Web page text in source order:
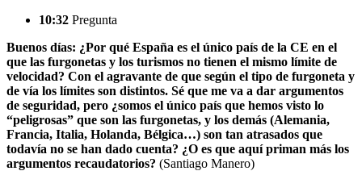
10:32 Pregunta
Buenos días: ¿Por qué España es el único país de la CE en el
que las furgonetas y los turismos no tienen el mismo límite de
velocidad? Con el agravante de que según el tipo de furgoneta y
de vía los límites son distintos. Sé que me va a dar argumentos
de seguridad, pero ¿somos el único país que hemos visto lo
“peligrosas” que son las furgonetas, y los demás (Alemania,
Francia, Italia, Holanda, Bélgica…) son tan atrasados que
todavía no se han dado cuenta? ¿O es que aquí priman más los
argumentos recaudatorios? (Santiago Manero)